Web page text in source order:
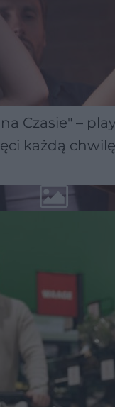
Czasie" –
każdą chwilę